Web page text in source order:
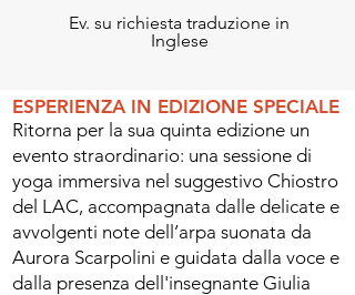
Ev. su richiesta traduzione in
Inglese
ESPERIENZA​ IN EDIZIONE SPECIALE
Ritorna per la sua quinta edizione un
evento straordinario: una sessione di
yoga immersiva nel suggestivo Chiostro
del LAC, accompagnata dalle delicate e
avvolgenti note dell’arpa suonata da
Aurora Scarpolini e guidata dalla voce e
dalla presenza dell'insegnante Giulia